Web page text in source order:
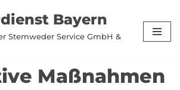
Bayern
Stemweder Service GmbH &
Maßnahmen